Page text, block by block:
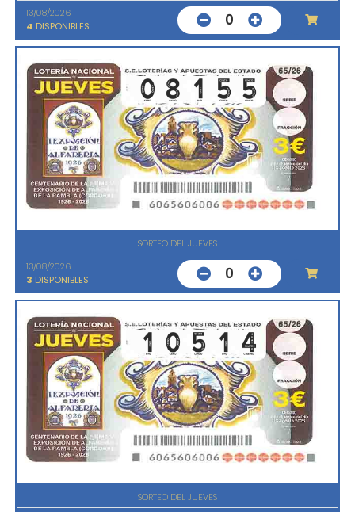
13/08/2026
4 DISPONIBLES 0
SORTEO DEL JUEVES
13/08/2026
3 DISPONIBLES 0
SORTEO DEL JUEVES